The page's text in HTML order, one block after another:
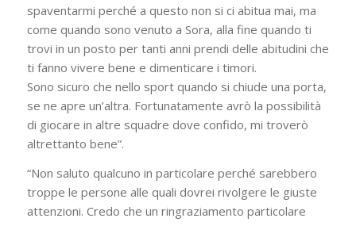
spaventarmi perché a questo non si ci abitua mai, ma
come quando sono venuto a Sora, alla fine quando ti
trovi in un posto per tanti anni prendi delle abitudini che
ti fanno vivere bene e dimenticare i timori.
Sono sicuro che nello sport quando si chiude una porta,
se ne apre un’altra. Fortunatamente avrò la possibilità
di giocare in altre squadre dove confido, mi troverò
altrettanto bene”.
“Non saluto qualcuno in particolare perché sarebbero
troppe le persone alle quali dovrei rivolgere le giuste
attenzioni. Credo che un ringraziamento particolare